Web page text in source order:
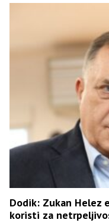
Dodik: Zukan Helez
koristi za